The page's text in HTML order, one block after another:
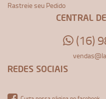
Rastreie seu Pedido
CENTRAL
(16)
REDES SOCIAIS